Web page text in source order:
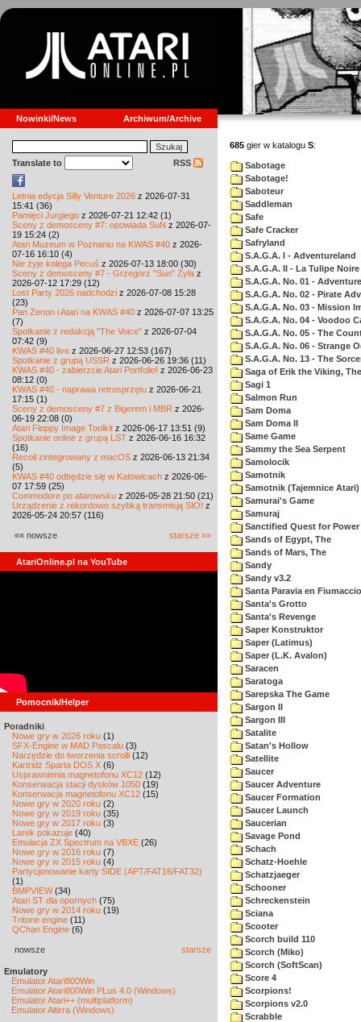
Nowinki/News Archiwum/Archive
Translate to RSS
Letnia edycja Silly Venture 2026 z 2026-07-31
15:41 (36)
Pamięci Jurgiego z 2026-07-21 12:42 (1)
Sceny z demosceny #7: opowiada SuN z 2026-07-
19 15:24 (2)
Atari Muzeum w Poznaniu na KWAS #40 z 2026-
07-16 16:10 (4)
Nie żyje kolega Pecuś z 2026-07-13 18:00 (30)
Sceny z demosceny #7 - Grzegorz "Sun" Żyła z
2026-07-12 17:29 (12)
Lost Party 2026 nadchodzi z 2026-07-08 15:28
(23)
Pan Zenon i Atari na KWAS #40 z 2026-07-07 13:25
(7)
Spotkanie z redakcją "The Voice" z 2026-07-04
07:42 (9)
KWAS #40 live z 2026-06-27 12:53 (167)
Spotkanie z grupą USSR z 2026-06-26 19:36 (11)
KWAS #40 - zabierzcie Atari Portfolio! z 2026-06-23
08:12 (0)
KWAS #40 - naprawa retrosprzętu z 2026-06-21
17:15 (1)
Sceny z demosceny #7 z Bigerem i MBR z 2026-
06-19 22:08 (0)
Atari Floppy Image Toolkit z 2026-06-17 13:51 (9)
Spotkanie online z grupą LST z 2026-06-16 16:32
(16)
Recoil zintegrowany z macOS z 2026-06-13 21:34
(5)
KWAS #40 odbędzie się w Katowicach z 2026-06-
07 17:59 (25)
Commodore po atarowsku z 2026-05-28 21:50 (21)
Urządzenie z rekordowo szybką transmisją SIO! z
2026-05-24 20:57 (116)
«« nowsze starsze »»
AtariOnline.pl na YouTube
Pomocnik/Helper
Poradniki
Nowe gry w 2026 roku (1)
SFX-Engine w MAD Pascalu (3)
Narzędzie do tworzenia scrolli (12)
Kartridż Sparta DOS X (6)
Usprawnienia magnetofonu XC12 (12)
Konserwacja stacji dysków 1050 (19)
Konserwacja magnetofonu XC12 (15)
Nowe gry w 2020 roku (2)
Nowe gry w 2019 roku (35)
Nowe gry w 2017 roku (3)
Larek pokazuje (40)
Emulacja ZX Spectrum na VBXE (26)
Nowe gry w 2016 roku (7)
Nowe gry w 2015 roku (4)
Partycjonowanie karty SIDE (APT/FAT16/FAT32)
(1)
BMPVIEW(34)
Atari ST dla opornych (75)
Nowe gry w 2014 roku (19)
Tritone engine (11)
QChan Engine (6)
nowsze starsze
Emulatory
Emulator Atari800Win
Emulator Atari800Win PLus 4.0 (Windows)
Emulator Atari++ (multiplatform)
Emulator Altirra (Windows)
685 gier w katalogu S:
Sabotage
Sabotage!
Saboteur
Saddleman
Safe
Safe Cracker
Safryland
S.A.G.A. I - Adventureland
S.A.G.A. II - La Tulipe Noire
S.A.G.A. No. 01 -
S.A.G.A. No. 02 - Pirate
S.A.G.A. No. 03 - Mission
S.A.G.A. No. 04 - Voodoo
S.A.G.A. No. 05 - The
S.A.G.A. No. 06 - Strange
S.A.G.A. No. 13 - The
Saga of Erik the Viking, The
Sagi 1
Salmon Run
Sam Doma
Sam Doma II
Same Game
Sammy the Sea Serpent
Samolocik
Samotnik
Samotnik (Tajemnice Atari)
Samurai's Game
Samuraj
Sanctified Quest for Power
Sands of Egypt, The
Sands of Mars, The
Sandy
Sandy v3.2
Santa Paravia en Fiumaccio
Santa's Grotto
Santa's Revenge
Saper Konstruktor
Saper (Latimus)
Saper (L.K. Avalon)
Saracen
Saratoga
Sarepska The Game
Sargon II
Sargon III
Satalite
Satan's Hollow
Satellite
Saucer
Saucer Adventure
Saucer Formation
Saucer Launch
Saucerian
Savage Pond
Schach
Schatz-Hoehle
Schatzjaeger
Schooner
Schreckenstein
Sciana
Scooter
Scorch build 110
Scorch (Miko)
Scorch (SoftScan)
Score 4
Scorpions!
Scorpions v2.0
Scrabble